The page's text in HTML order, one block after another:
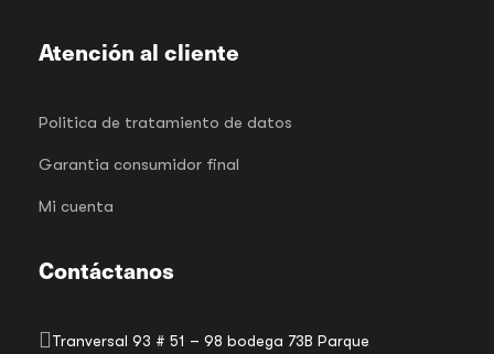
Atención al cliente
Politica de tratamiento de datos
Garantia consumidor final
Mi cuenta
Contáctanos
Tranversal 93 # 51 – 98 bodega 73B Parque